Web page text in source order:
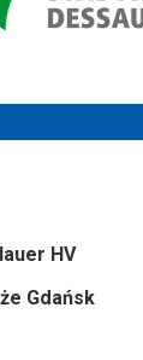
HV
Gdańsk